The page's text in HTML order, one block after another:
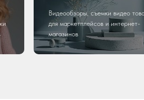
Видеообзоры, съемки видео
для маркетплейсов и интернет-
магазинов